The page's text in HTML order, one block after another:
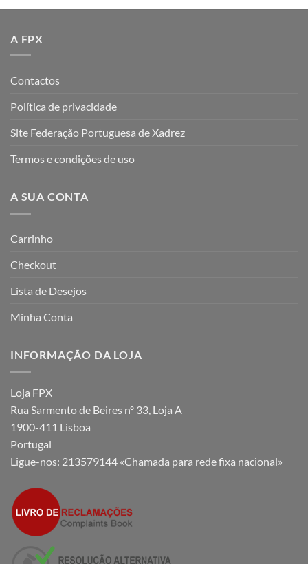
A FPX
Contactos
Política de privacidade
Site Federação Portuguesa de Xadrez
Termos e condições de uso
A SUA CONTA
Carrinho
Checkout
Lista de Desejos
Minha Conta
INFORMAÇÃO DA LOJA
Loja FPX
Rua Sarmento de Beires nº 33, Loja A
1900-411 Lisboa
Portugal
Ligue-nos: 213579144 «Chamada para rede fixa nacional»